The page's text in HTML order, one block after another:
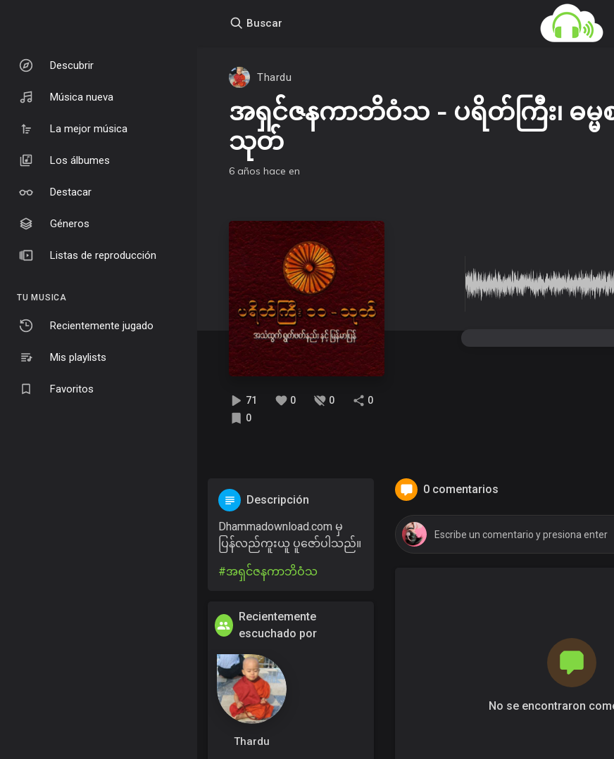
Descubrir
Música nueva
La mejor música
Los álbumes
Destacar
Géneros
Listas de reproducción
TU MUSICA
Recientemente jugado
Mis playlists
Favoritos
Buscar
Thardu
အရှင်ဇနကာဘိဝံသ - ပရိတ်ကြီး၊ ဓမ္မ
သုတ်
6 años hace en
71 0 0
0
0
0 comentarios
No se encontraron
Descripción
Dhammadownload.com မှ
ပြန်လည်ကူးယူ ပူဇော်ပါသည်။
#အရှင်ဇနကာဘိဝံသ
Recientemente
escuchado por
Thardu